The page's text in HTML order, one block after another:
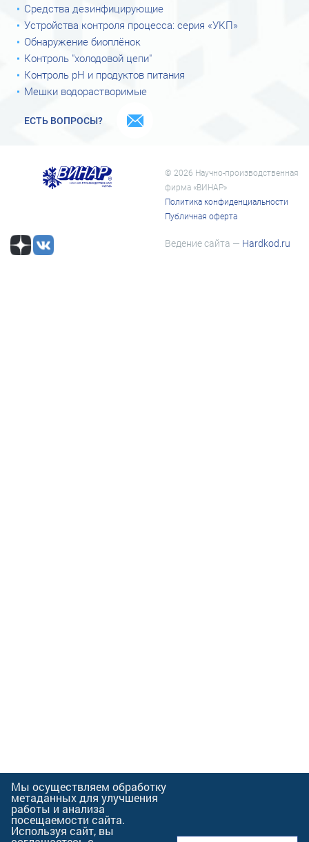
Средства дезинфицирующие
Устройства контроля процесса: серия «УКП»
Обнаружение биоплёнок
Контроль "холодовой цепи"
Контроль рН и продуктов питания
Мешки водорастворимые
ЕСТЬ ВОПРОСЫ?
© 2026 Научно-производственная
фирма «ВИНАР»
Политика конфиденциальности
Публичная оферта
Ведение сайта — Hardkod.ru
Мы осуществляем обработку
метаданных для улучшения
работы и анализа
посещаемости сайта.
Используя сайт, вы